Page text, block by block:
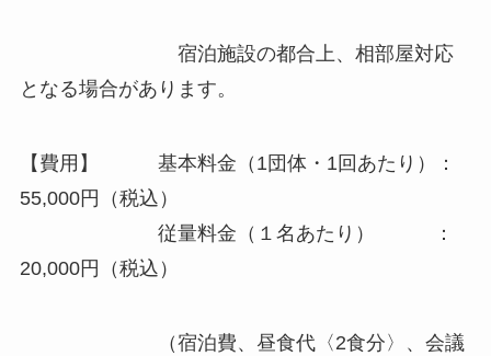
宿泊施設の都合上、相部屋対応
となる場合があります。
【費用】 基本料金（1団体・1回あたり）：
55,000円（税込）
従量料金（１名あたり） ：
20,000円（税込）
（宿泊費、昼食代〈2食分〉、会議